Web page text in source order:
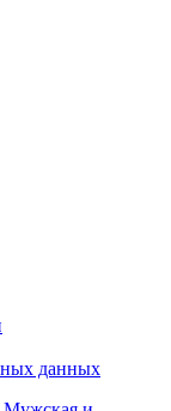
данных